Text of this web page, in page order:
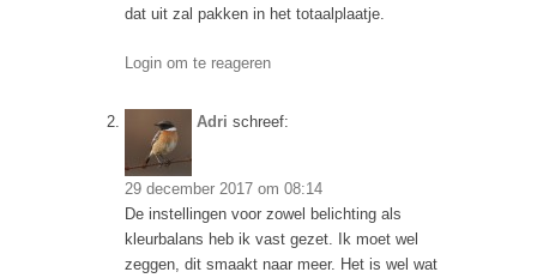
dat uit zal pakken in het totaalplaatje.
Login om te reageren
Adri schreef:
29 december 2017 om 08:14
De instellingen voor zowel belichting als
kleurbalans heb ik vast gezet. Ik moet wel
zeggen, dit smaakt naar meer. Het is wel wat